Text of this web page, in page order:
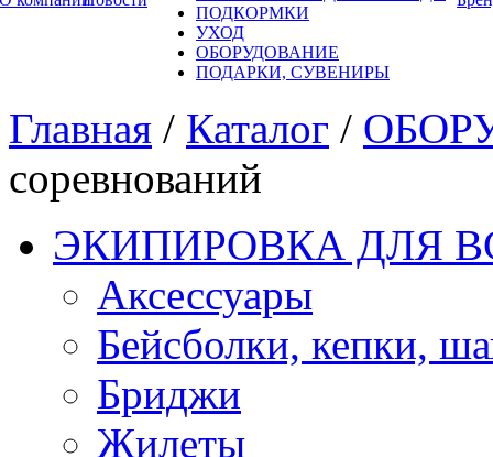
ПОДКОРМКИ
УХОД
ОБОРУДОВАНИЕ
ПОДАРКИ, СУВЕНИРЫ
Главная / Каталог /
соревнований
ЭКИПИРОВКА ДЛЯ
Аксессуары
Бейсболки, кепки,
Бриджи
Жилеты